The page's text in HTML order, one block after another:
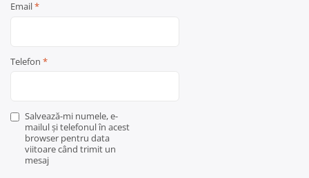
Email*
Telefon *
Salvează-mi numele, e-
mailul și telefonul în acest
browser pentru data
viitoare când trimit un
mesaj